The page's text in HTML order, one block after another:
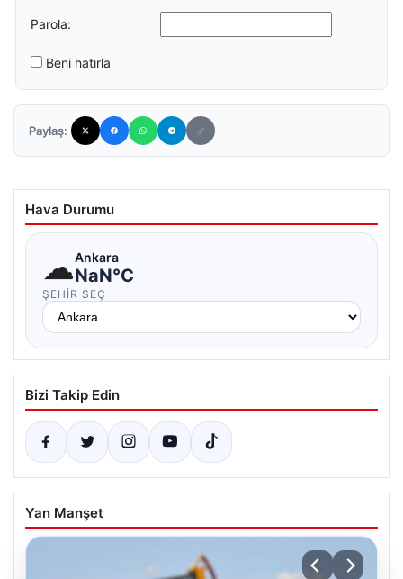
Parola:
Beni hatırla
Paylaş:
Hava Durumu
☁Ankara
NaN°C
ŞEHIR SEÇ
Bizi Takip Edin
Yan Manşet